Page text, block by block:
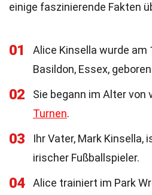
einige faszinierende Fakten
01
Alice Kinsella wurde am
Basildon, Essex,
02
Sie begann im Alter von
Turnen.
03
Ihr Vater, Mark Kinsella,
irischer Fußballspieler.
04
Alice trainiert im Park